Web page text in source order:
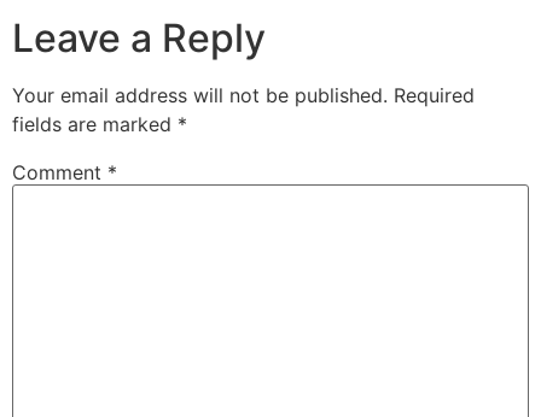
Leave a Reply
Your email address will not be published. Required
fields are marked *
Comment *